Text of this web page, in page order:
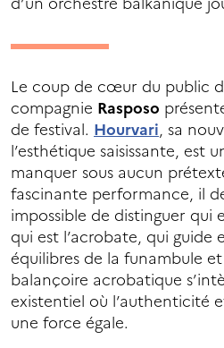
Le coup de cœur du public
compagnie Rasposo
de festival. Hourvari, sa
l’esthétique saisissante, est
manquer sous aucun
fascinante performance, il
impossible de distinguer
qui est l’acrobate, qui guide
équilibres de la funambule et
balançoire acrobatique
existentiel où l’authenticité
une force égale.